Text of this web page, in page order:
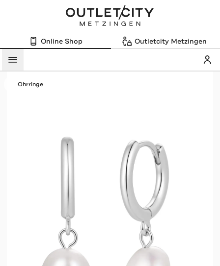
Online Shop Outletcity Metzingen
Menü
Ohrringe